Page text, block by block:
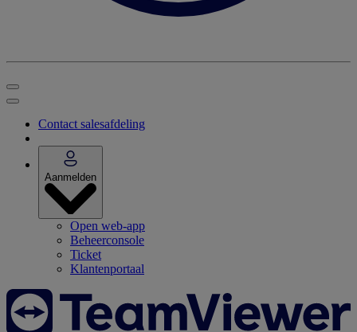
Contact salesafdeling
Aanmelden
Open web-app
Beheerconsole
Ticket
Klantenportaal